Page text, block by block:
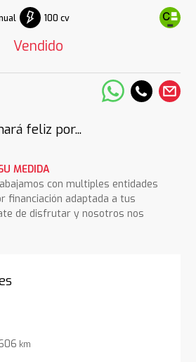
100 cv
Vendido
feliz por...
MEDIDA
con multiples entidades
financiación adaptada a tus
de disfrutar y nosotros nos
km